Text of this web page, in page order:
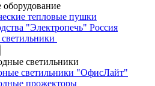
оборудование
тепловые пушки
"Электропечь" Россия
светильники
светильники "ОфисЛайт"
прожекторы